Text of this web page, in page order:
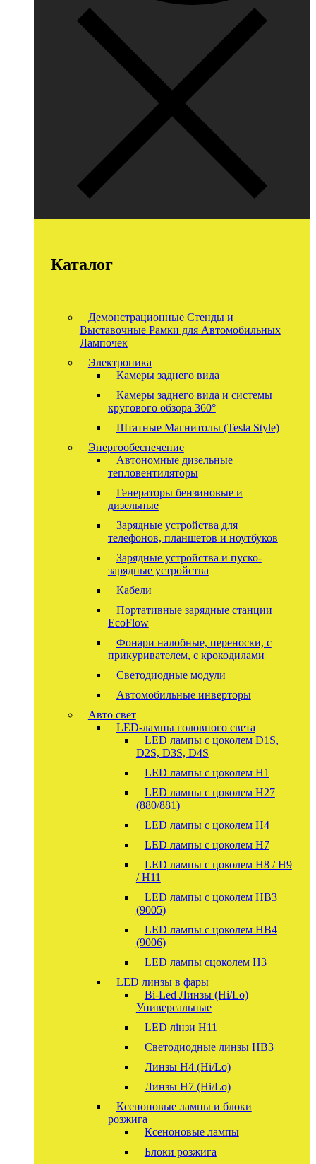
Каталог
Демонстрационные Стенды и
Выставочные Рамки для Автомобильных
Лампочек
Электроника
Камеры заднего вида
Камеры заднего вида и системы
кругового обзора 360°
Штатные Магнитолы (Tesla Style)
Энергообеспечение
Автономные дизельные
тепловентиляторы
Генераторы бензиновые и
дизельные
Зарядные устройства для
телефонов, планшетов и ноутбуков
Зарядные устройства и пуско-
зарядные устройства
Кабели
Портативные зарядные станции
EcoFlow
Фонари налобные, переноски, с
прикуривателем, с крокодилами
Светодиодные модули
Автомобильные инверторы
Авто свет
LED-лампы головного света
LED лампы с цоколем D1S,
D2S, D3S, D4S
LED лампы с цоколем H1
LED лампы с цоколем H27
(880/881)
LED лампы с цоколем H4
LED лампы с цоколем H7
LED лампы с цоколем H8 / H9
/ H11
LED лампы с цоколем HB3
(9005)
LED лампы с цоколем HB4
(9006)
LED лампы сцоколем H3
LED линзы в фары
Bi-Led Линзы (Hi/Lo)
Универсальные
LED лінзи H11
Светодиодные линзы HB3
Линзы Н4 (Hi/Lo)
Линзы Н7 (Hi/Lo)
Ксеноновые лампы и блоки
розжига
Ксеноновые лампы
Блоки розжига